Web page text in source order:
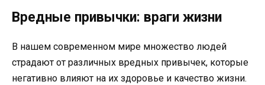
Вредные привычки: враги жизни
В нашем современном мире множество людей
страдают от различных вредных привычек, которые
негативно влияют на их здоровье и качество жизни.